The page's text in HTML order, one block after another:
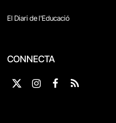
El Diari de l'Educació
CONNECTA
X
Instagram
Facebook
RSS